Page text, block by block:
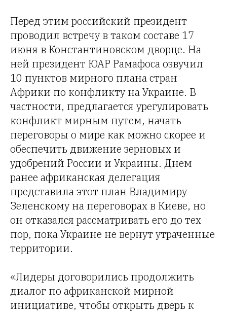
Перед этим российский президент
проводил встречу в таком составе 17
июня в Константиновском дворце. На
ней президент ЮАР Рамафоса озвучил
10 пунктов мирного плана стран
Африки по конфликту на Украине. В
частности, предлагается урегулировать
конфликт мирным путем, начать
переговоры о мире как можно скорее и
обеспечить движение зерновых и
удобрений России и Украины. Днем
ранее африканская делегация
представила этот план Владимиру
Зеленскому на переговорах в Киеве, но
он отказался рассматривать его до тех
пор, пока Украине не вернут утраченные
территории.
«Лидеры договорились продолжить
диалог по африканской мирной
инициативе, чтобы открыть дверь к